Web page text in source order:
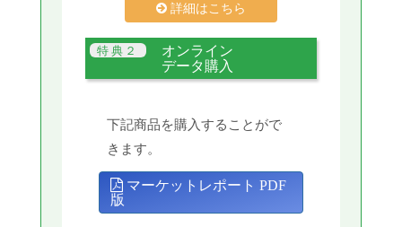
詳細はこちら
オンライン
データ購入
下記商品を購入することがで
きます。
マーケットレポート PDF
版